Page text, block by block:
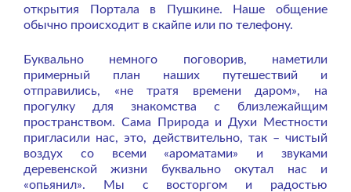
открытия Портала в Пушкине. Наше общение
обычно происходит в скайпе или по телефону.
Буквально немного поговорив, наметили
примерный план наших путешествий и
отправились, «не тратя времени даром», на
прогулку для знакомства с близлежайщим
пространством. Сама Природа и Духи Местности
пригласили нас, это, действительно, так – чистый
воздух со всеми «ароматами» и звуками
деревенской жизни буквально окутал нас и
«опьянил». Мы с восторгом и радостью